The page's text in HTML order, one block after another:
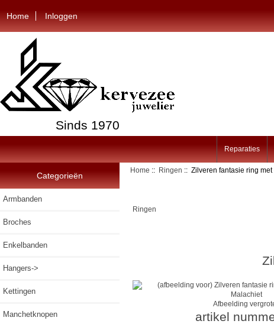
Home Inloggen
Sinds 1970
Reparaties
Categorieën
Armbanden
Broches
Enkelbanden
Hangers->
Kettingen
Manchetknopen
Home :: Ringen :: Zilveren fantasie ring
Ringen
Afbeelding
artikel